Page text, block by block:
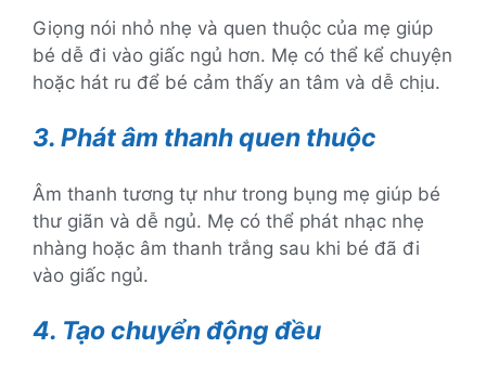
Giọng nói nhỏ nhẹ và quen thuộc của mẹ giúp
bé dễ đi vào giấc ngủ hơn. Mẹ có thể kể chuyện
hoặc hát ru để bé cảm thấy an tâm và dễ chịu.
3. Phát âm thanh quen thuộc
Âm thanh tương tự như trong bụng mẹ giúp bé
thư giãn và dễ ngủ. Mẹ có thể phát nhạc nhẹ
nhàng hoặc âm thanh trắng sau khi bé đã đi
vào giấc ngủ.
4. Tạo chuyển động đều